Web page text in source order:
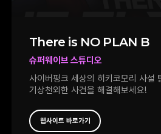
There is NO PLAN B
슈퍼웨이브 스튜디오
사이버펑크 세상의 히키코모리 사설
기상천외한 사건을 해결해보세요!
웹사이트 바로가기